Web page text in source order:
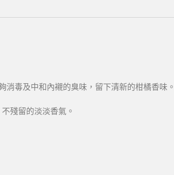
毒及中和內襯的臭味，留下清新的柑橘香味。
殘留的淡淡香氣。